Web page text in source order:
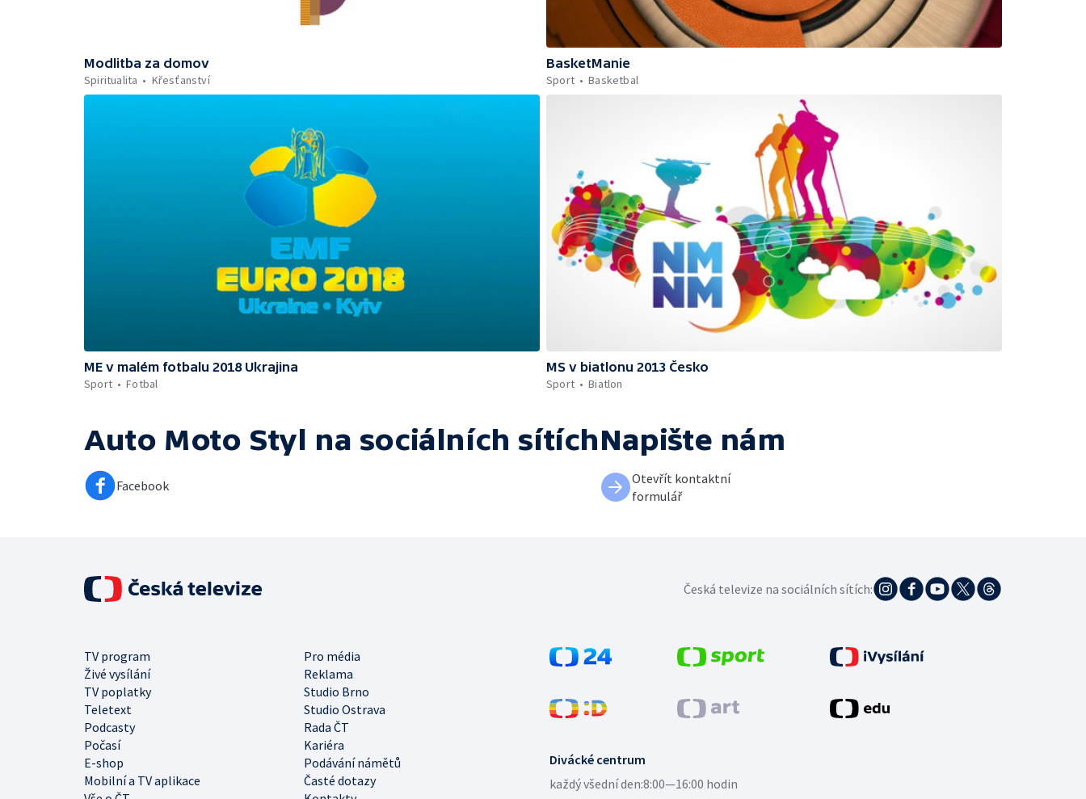
Modlitba za domov
Spiritualita
Křesťanství
BasketManie
Sport
Basketbal
ME v malém fotbalu 2018 Ukrajina
Sport
Fotbal
MS v biatlonu 2013 Česko
Sport
Biatlon
Auto Moto Styl na sociálních sítích
Facebook
Napište nám
Otevřít kontaktní
formulář
Divácké centrum
každý všední den:8:00—16:00 hodin
TV program
Pro média
Živé vysílání
Reklama
TV poplatky
Studio Brno
Teletext
Studio Ostrava
Podcasty
Rada ČT
Počasí
Kariéra
E-shop
Podávání námětů
Mobilní a TV aplikace
Časté dotazy
Česká televize na sociálních sítích: